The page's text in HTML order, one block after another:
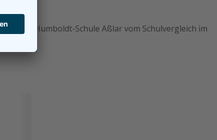
von-Humboldt-Schule Aßlar vom Schulvergleich im